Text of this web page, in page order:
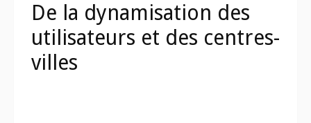
De la dynamisation des
utilisateurs et des centres-
villes